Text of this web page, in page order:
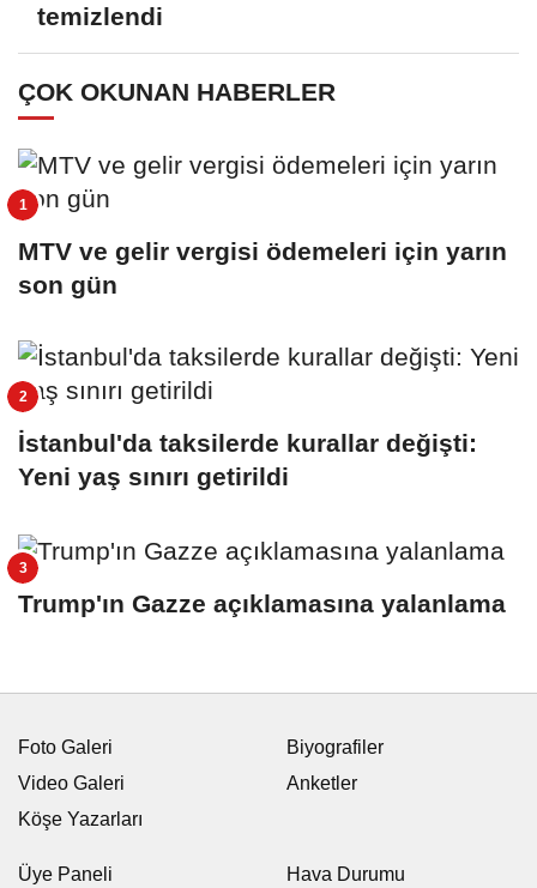
temizlendi
ÇOK OKUNAN HABERLER
MTV ve gelir vergisi ödemeleri için yarın
son gün
İstanbul'da taksilerde kurallar değişti:
Yeni yaş sınırı getirildi
Trump'ın Gazze açıklamasına yalanlama
Foto Galeri
Video Galeri
Köşe Yazarları
Biyografiler
Anketler
Üye Paneli Hava Durumu